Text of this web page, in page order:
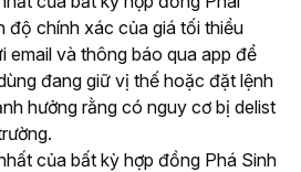
độ chính xác của giá tối thiểu
email và thông báo qua app để
đang giữ vị thế hoặc đặt lệnh
hưởng rằng có nguy cơ bị delist
của bất kỳ hợp đồng Phá Sinh